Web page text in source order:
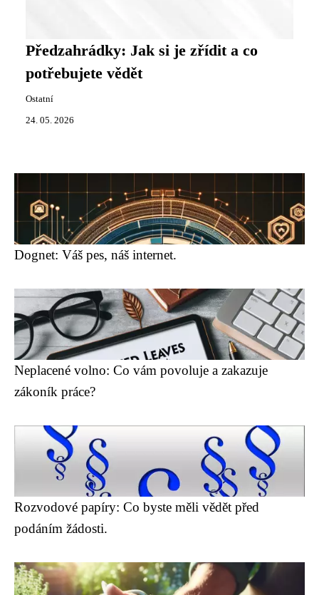
Předzahrádky: Jak si je zřídit a co
potřebujete vědět
Ostatní
24. 05. 2026
Dognet: Váš pes, náš internet.
Neplacené volno: Co vám povoluje a zakazuje
zákoník práce?
Rozvodové papíry: Co byste měli vědět před
podáním žádosti.